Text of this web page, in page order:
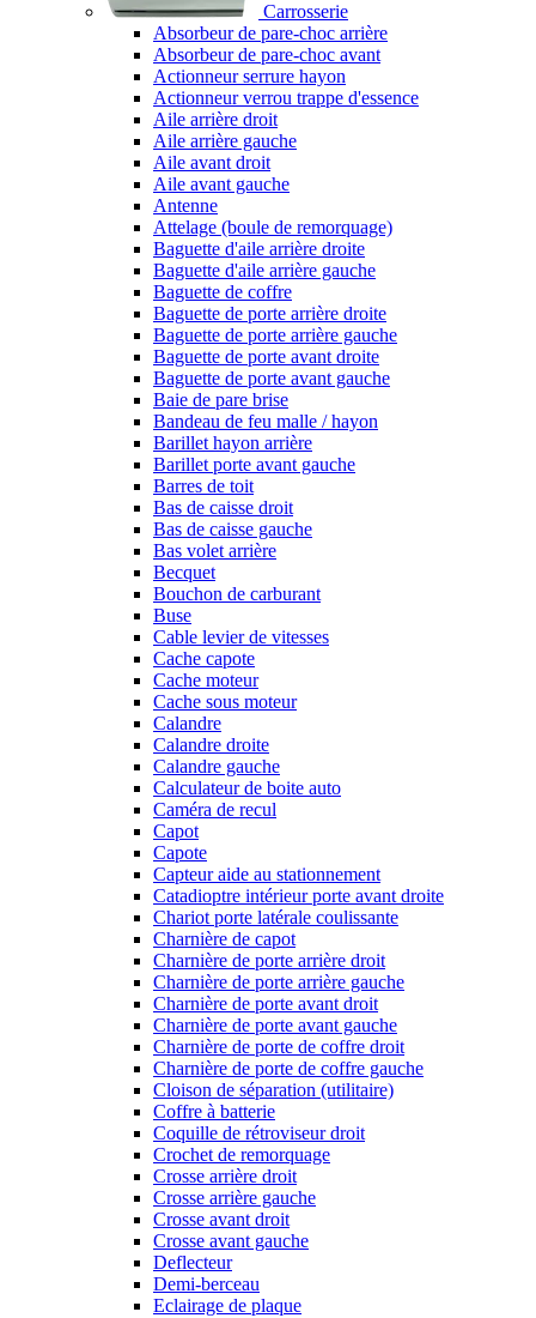
Carrosserie
Absorbeur de pare-choc arrière
Absorbeur de pare-choc avant
Actionneur serrure hayon
Actionneur verrou trappe d'essence
Aile arrière droit
Aile arrière gauche
Aile avant droit
Aile avant gauche
Antenne
Attelage (boule de remorquage)
Baguette d'aile arrière droite
Baguette d'aile arrière gauche
Baguette de coffre
Baguette de porte arrière droite
Baguette de porte arrière gauche
Baguette de porte avant droite
Baguette de porte avant gauche
Baie de pare brise
Bandeau de feu malle / hayon
Barillet hayon arrière
Barillet porte avant gauche
Barres de toit
Bas de caisse droit
Bas de caisse gauche
Bas volet arrière
Becquet
Bouchon de carburant
Buse
Cable levier de vitesses
Cache capote
Cache moteur
Cache sous moteur
Calandre
Calandre droite
Calandre gauche
Calculateur de boite auto
Caméra de recul
Capot
Capote
Capteur aide au stationnement
Catadioptre intérieur porte avant droite
Chariot porte latérale coulissante
Charnière de capot
Charnière de porte arrière droit
Charnière de porte arrière gauche
Charnière de porte avant droit
Charnière de porte avant gauche
Charnière de porte de coffre droit
Charnière de porte de coffre gauche
Cloison de séparation (utilitaire)
Coffre à batterie
Coquille de rétroviseur droit
Crochet de remorquage
Crosse arrière droit
Crosse arrière gauche
Crosse avant droit
Crosse avant gauche
Deflecteur
Demi-berceau
Eclairage de plaque